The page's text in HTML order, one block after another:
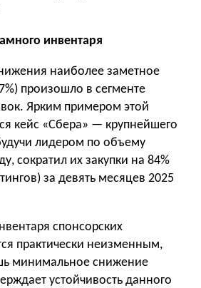
инвентаря
наиболее заметное
произошло в сегменте
Ярким примером этой
кейс «Сбера» — крупнейшего
лидером по объему
сократил их закупки на 84%
за девять месяцев 2025
спонсорских
практически неизменным,
минимальное снижение
устойчивость данного